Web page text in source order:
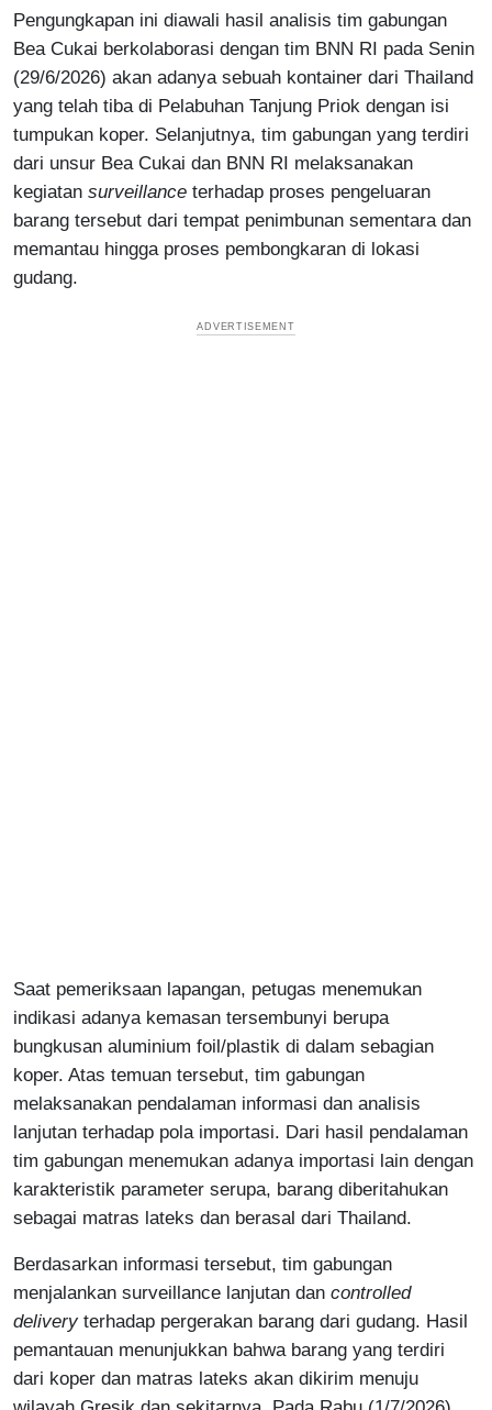
Pengungkapan ini diawali hasil analisis tim gabungan
Bea Cukai berkolaborasi dengan tim BNN RI pada Senin
(29/6/2026) akan adanya sebuah kontainer dari Thailand
yang telah tiba di Pelabuhan Tanjung Priok dengan isi
tumpukan koper. Selanjutnya, tim gabungan yang terdiri
dari unsur Bea Cukai dan BNN RI melaksanakan
kegiatan surveillance terhadap proses pengeluaran
barang tersebut dari tempat penimbunan sementara dan
memantau hingga proses pembongkaran di lokasi
gudang.
Saat pemeriksaan lapangan, petugas menemukan
indikasi adanya kemasan tersembunyi berupa
bungkusan aluminium foil/plastik di dalam sebagian
koper. Atas temuan tersebut, tim gabungan
melaksanakan pendalaman informasi dan analisis
lanjutan terhadap pola importasi. Dari hasil pendalaman
tim gabungan menemukan adanya importasi lain dengan
karakteristik parameter serupa, barang diberitahukan
sebagai matras lateks dan berasal dari Thailand.
Berdasarkan informasi tersebut, tim gabungan
menjalankan surveillance lanjutan dan controlled
deliveryterhadap pergerakan barang dari gudang. Hasil
pemantauan menunjukkan bahwa barang yang terdiri
dari koper dan matras lateks akan dikirim menuju